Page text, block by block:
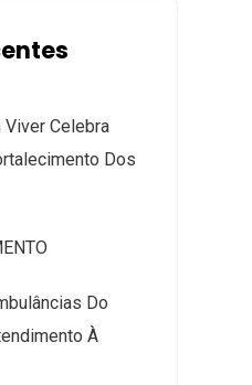
Viver Celebra
Dos
Do
À